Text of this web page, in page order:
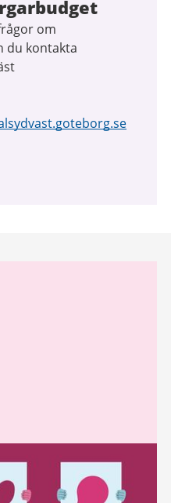
om
du kontakta